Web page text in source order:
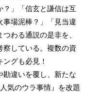
？」「信玄と謙信は互
事場泥棒？」「見当違
わる通説の是非を、
察している。複数の資
ングも必見！
勘違いを覆し、新たな
気のウラ事情』を改題